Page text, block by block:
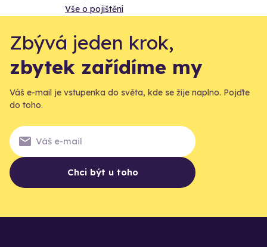
Vše o pojištění
Zbývá jeden krok,
zbytek zařídíme my
Váš e-mail je vstupenka do světa, kde se žije naplno. Pojďte
do toho.
Chci být u toho